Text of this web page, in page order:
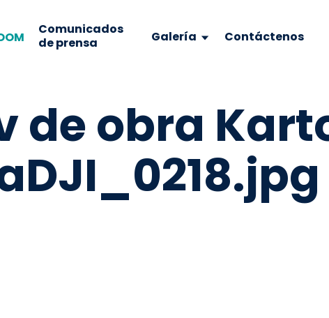
Comunicados
de prensa
Galería Contáctenos
de obra